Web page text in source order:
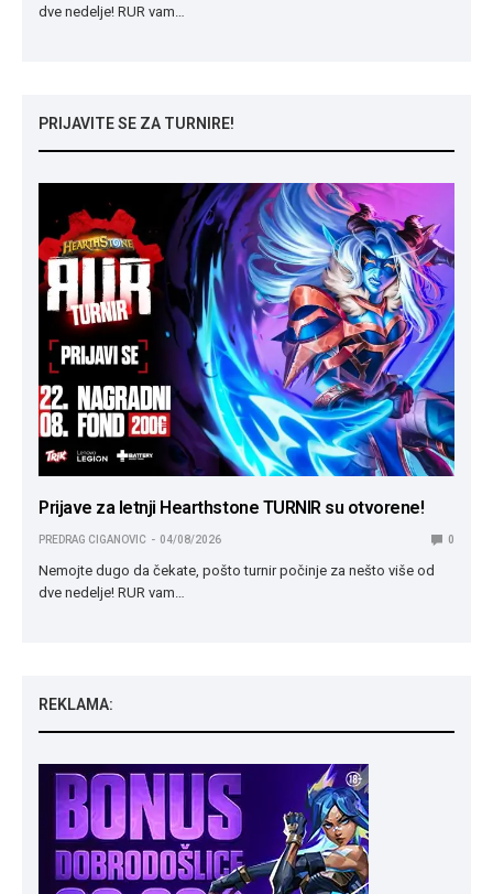
dve nedelje! RUR vam…
PRIJAVITE SE ZA TURNIRE!
Prijave za letnji Hearthstone TURNIR su otvorene!
PREDRAG CIGANOVIC 04/08/2026 0
Nemojte dugo da čekate, pošto turnir počinje za nešto više od
dve nedelje! RUR vam…
REKLAMA: